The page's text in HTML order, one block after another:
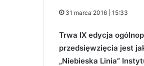
31 marca 2016 | 15:33
Trwa IX edycja
przedsięwzięcia jest
„Niebieska Linia”